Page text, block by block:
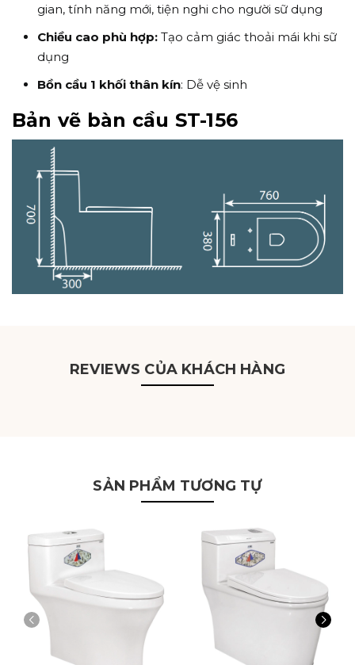
gian, tính năng mới, tiện nghi cho người sữ dụng
Chiều cao phù hợp: Tạo cảm giác thoải mái khi sữ
dụng
Bồn cầu 1 khối thân kín: Dễ vệ sinh
Bản vẽ bàn cầu ST-156
REVIEWS CỦA KHÁCH HÀNG
SẢN PHẨM TƯƠNG TỰ